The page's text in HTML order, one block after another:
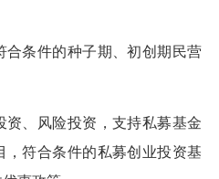
条件的种子期、初创期民营
、风险投资，支持私募基金
，符合条件的私募创业投资基